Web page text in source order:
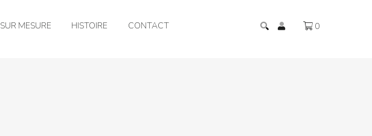
SUR MESURE HISTOIRE CONTACT 0